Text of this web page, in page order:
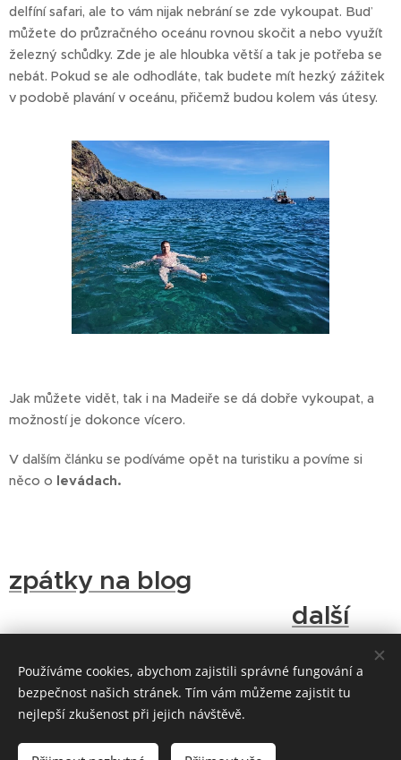
delfíní safari, ale to vám nijak nebrání se zde vykoupat. Buď
můžete do průzračného oceánu rovnou skočit a nebo využít
železný schůdky. Zde je ale hloubka větší a tak je potřeba se
nebát. Pokud se ale odhodláte, tak budete mít hezký zážitek
v podobě plavání v oceánu, přičemž budou kolem vás útesy.
Jak můžete vidět, tak i na Madeiře se dá dobře vykoupat, a
možností je dokonce vícero.
V dalším článku se podíváme opět na turistiku a povíme si
něco o levádach.
zpátky na blog
další
vyhrazena.
Používáme cookies, abychom zajistili správné fungování a
bezpečnost našich stránek. Tím vám můžeme zajistit tu
nejlepší zkušenost při jejich návštěvě.